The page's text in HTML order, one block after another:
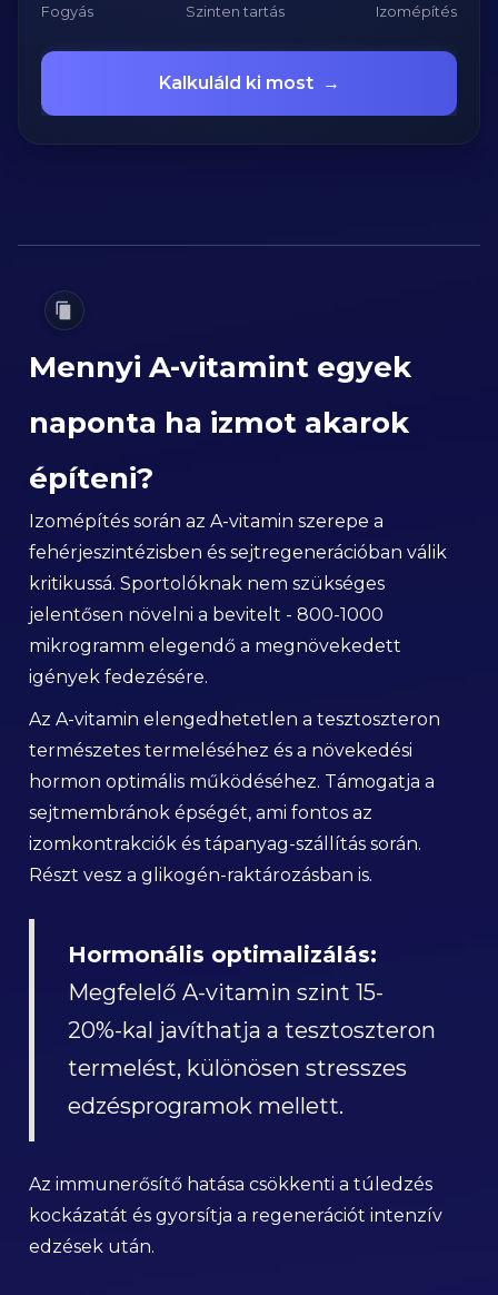
Fogyás Szinten tartás Izomépítés
Kalkuláld ki most →
Mennyi A-vitamint egyek
naponta ha izmot akarok
építeni?
Izomépítés során az A-vitamin szerepe a
fehérjeszintézisben és sejtregenerációban válik
kritikussá. Sportolóknak nem szükséges
jelentősen növelni a bevitelt - 800-1000
mikrogramm elegendő a megnövekedett
igények fedezésére.
Az A-vitamin elengedhetetlen a tesztoszteron
természetes termeléséhez és a növekedési
hormon optimális működéséhez. Támogatja a
sejtmembránok épségét, ami fontos az
izomkontrakciók és tápanyag-szállítás során.
Részt vesz a glikogén-raktározásban is.
Hormonális optimalizálás:
Megfelelő A-vitamin szint 15-
20%-kal javíthatja a tesztoszteron
termelést, különösen stresszes
edzésprogramok mellett.
Az immunerősítő hatása csökkenti a túledzés
kockázatát és gyorsítja a regenerációt intenzív
edzések után.